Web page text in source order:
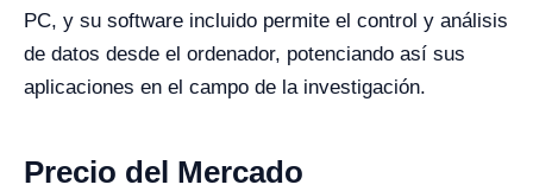
PC, y su software incluido permite el control y análisis
de datos desde el ordenador, potenciando así sus
aplicaciones en el campo de la investigación.
Precio del Mercado